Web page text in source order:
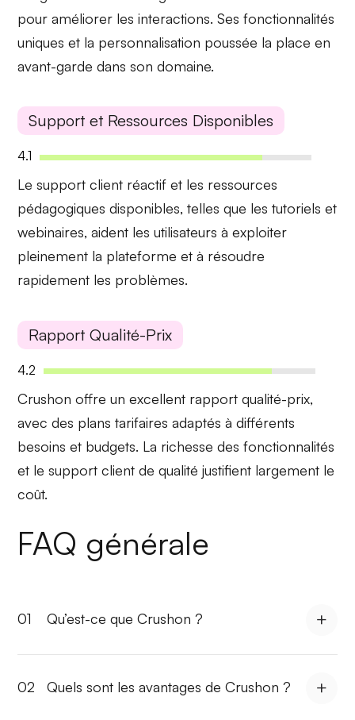
pour améliorer les interactions. Ses fonctionnalités
uniques et la personnalisation poussée la place en
avant-garde dans son domaine.
Support et Ressources Disponibles
4.1
Le support client réactif et les ressources
pédagogiques disponibles, telles que les tutoriels et
webinaires, aident les utilisateurs à exploiter
pleinement la plateforme et à résoudre
rapidement les problèmes.
Rapport Qualité-Prix
4.2
Crushon offre un excellent rapport qualité-prix,
avec des plans tarifaires adaptés à différents
besoins et budgets. La richesse des fonctionnalités
et le support client de qualité justifient largement le
coût.
FAQ générale
01 Qu’est-ce que Crushon ?
02 Quels sont les avantages de Crushon ?